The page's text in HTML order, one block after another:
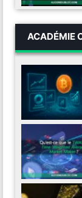
ACADÉMIE